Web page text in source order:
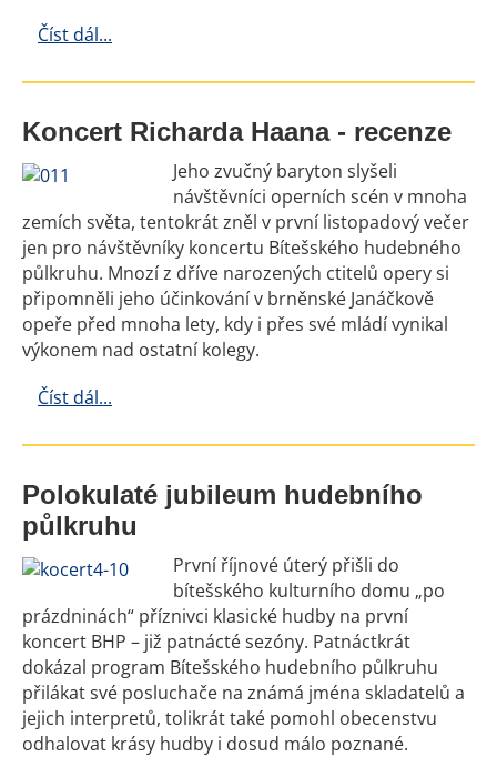
Číst dál...
Koncert Richarda Haana - recenze
Jeho zvučný baryton slyšeli
návštěvníci operních scén v mnoha
zemích světa, tentokrát zněl v první listopadový večer
jen pro návštěvníky koncertu Bítešského hudebného
půlkruhu. Mnozí z dříve narozených ctitelů opery si
připomněli jeho účinkování v brněnské Janáčkově
opeře před mnoha lety, kdy i přes své mládí vynikal
výkonem nad ostatní kolegy.
Číst dál...
Polokulaté jubileum hudebního
půlkruhu
První říjnové úterý přišli do
bítešského kulturního domu „po
prázdninách“ příznivci klasické hudby na první
koncert BHP – již patnácté sezóny. Patnáctkrát
dokázal program Bítešského hudebního půlkruhu
přilákat své posluchače na známá jména skladatelů a
jejich interpretů, tolikrát také pomohl obecenstvu
odhalovat krásy hudby i dosud málo poznané.